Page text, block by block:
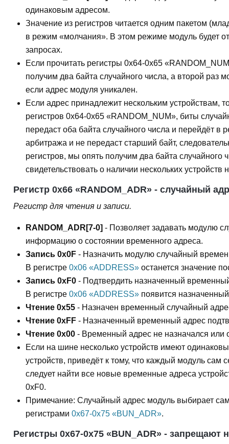
одинаковым адресом.
Значение из регистров читается одним пакетом
в режим «молчания». В этом режиме модуль будет
запросах.
Если прочитать регистры 0x64-0x65
получим два байта случайного числа, а второй раз
если адрес модуля уникален.
Если адрес принадлежит нескольким устройствам,
регистров 0x64-0x65 «RANDOM_NUM», биты
передаст оба байта случайного числа и перейдёт
арбитража и не передаст старший байт,
регистров, мы опять получим два байта
свидетельствовать о наличии нескольких устройств
Регистр 0x66 «RANDOM_ADR» - случайный
Регистр для чтения и записи.
RANDOM_ADR[7-0] - Позволяет задавать модулю
информацию о состоянии временного адреса.
Запись 0x0F - Назначить модулю случайный
В регистре 0x06 «ADDRESS» останется значение
Запись 0xF0 - Подтвердить назначенный
В регистре 0x06 «ADDRESS» появится
Чтение 0x55 - Назначен временный случайный
Чтение 0xFF - Назначенный временный адрес
Чтение 0x00 - Временный адрес не назначался или
Если на шине несколько устройств имеют
устройств, приведёт к тому, что каждый модуль
следует найти все новые временные адреса
0xF0.
Примечание: Случайный адрес модуль выбирает
регистрами 0x67-0x75 «BUN_ADR»
Регистры 0x67-0x75 «BUN_ADR» - запрещают